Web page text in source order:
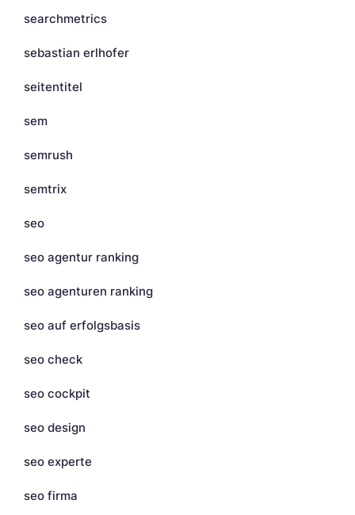
searchmetrics
sebastian erlhofer
seitentitel
sem
semrush
semtrix
seo
seo agentur ranking
seo agenturen ranking
seo auf erfolgsbasis
seo check
seo cockpit
seo design
seo experte
seo firma